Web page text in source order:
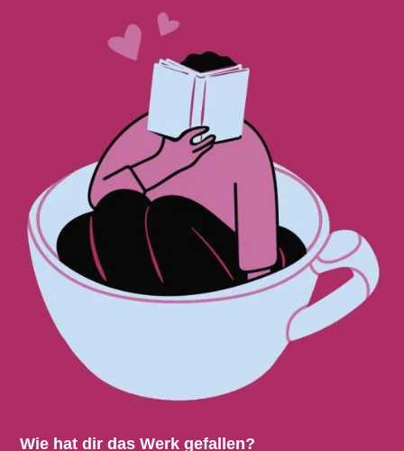
Wie hat dir das Werk gefallen?